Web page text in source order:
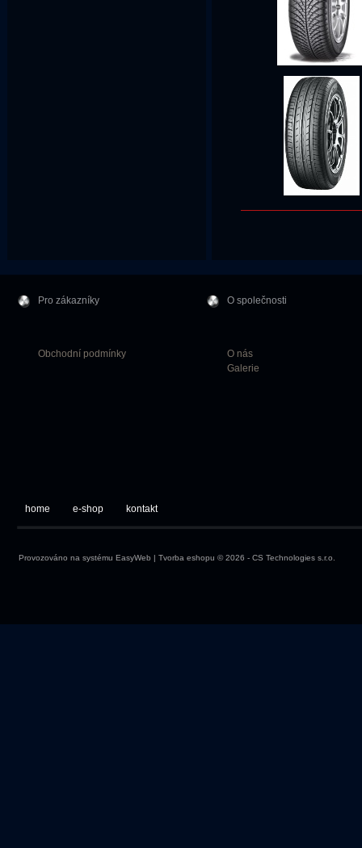
Pro zákazníky
Obchodní podmínky
O společnosti
O nás
Galerie
home e-shop kontakt
Provozováno na systému EasyWeb | Tvorba eshopu © 2026 - CS Technologies s.r.o.